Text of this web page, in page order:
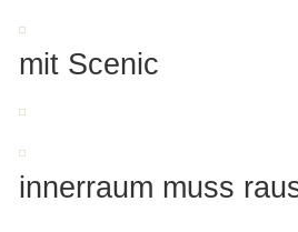
mit Scenic
innerraum muss